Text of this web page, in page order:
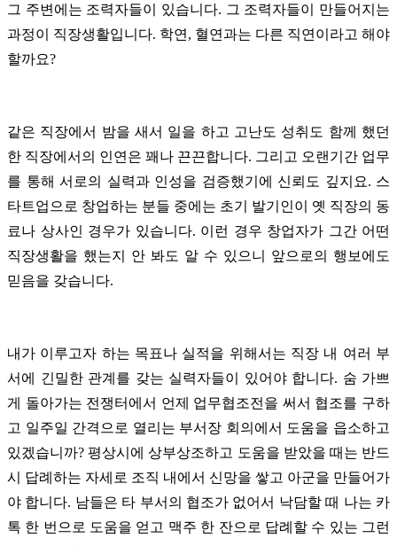
그 주변에는 조력자들이 있습니다. 그 조력자들이 만들어지는
과정이 직장생활입니다. 학연, 혈연과는 다른 직연이라고 해야
할까요?
같은 직장에서 밤을 새서 일을 하고 고난도 성취도 함께 했던
한 직장에서의 인연은 꽤나 끈끈합니다. 그리고 오랜기간 업무
를 통해 서로의 실력과 인성을 검증했기에 신뢰도 깊지요. 스
타트업으로 창업하는 분들 중에는 초기 발기인이 옛 직장의 동
료나 상사인 경우가 있습니다. 이런 경우 창업자가 그간 어떤
직장생활을 했는지 안 봐도 알 수 있으니 앞으로의 행보에도
믿음을 갖습니다.
내가 이루고자 하는 목표나 실적을 위해서는 직장 내 여러 부
서에 긴밀한 관계를 갖는 실력자들이 있어야 합니다. 숨 가쁘
게 돌아가는 전쟁터에서 언제 업무협조전을 써서 협조를 구하
고 일주일 간격으로 열리는 부서장 회의에서 도움을 읍소하고
있겠습니까?평상시에 상부상조하고 도움을 받았을 때는 반드
시 답례하는 자세로 조직 내에서 신망을 쌓고 아군을 만들어가
야 합니다. 남들은 타 부서의 협조가 없어서 낙담할 때 나는 카
톡 한 번으로 도움을 얻고 맥주 한 잔으로 답례할 수 있는 그런